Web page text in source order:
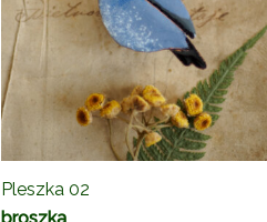
Pleszka 02
broszka